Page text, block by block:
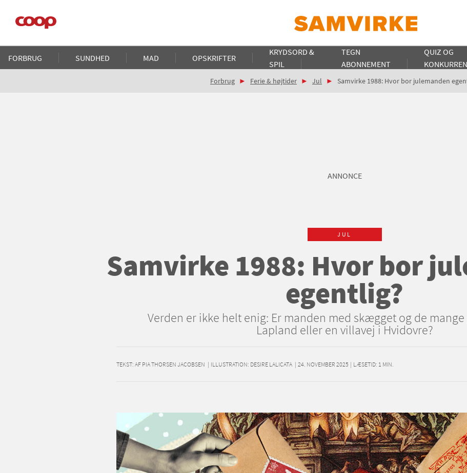
hovedindhold
Main
navigation
FORBRUG SUNDHED MAD OPSKRIFTER
KRYDSORD &
SPIL
TEGN
ABONNEMENT
QUIZ OG
Brødkrumme
Forbrug Ferie & højtider Jul Samvirke 1988: Hvor bor julemanden
ANNONCE
JUL
Samvirke 1988: Hvor bor
egentlig?
Verden er ikke helt enig: Er manden med skægget og de mange
Lapland eller en villavej i Hvidovre?
TEKST: AF PIA THORSEN JACOBSEN | ILLUSTRATION: DESIRE LALICATA | 24. NOVEMBER 2025 | LÆSETID: 1 MIN.